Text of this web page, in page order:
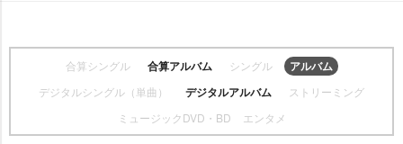
合算シングル 合算アルバム シングル アルバム
デジタルシングル（単曲） デジタルアルバム
ストリーミング
ミュージックDVD・BD
エンタメ